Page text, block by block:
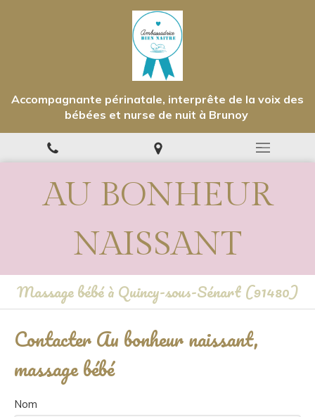
Accompagnante périnatale, interprête de la voix des
bébées et nurse de nuit à Brunoy
AU BONHEUR
NAISSANT
Massage bébé à Quincy-sous-Sénart (91480)
Contacter Au bonheur naissant,
massage bébé
Nom